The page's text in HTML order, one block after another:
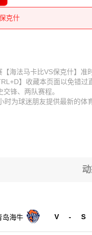
克什
克什
克什
克什
克什
克什
克什
克什
克什
克什
海法马卡比VS保克什】准
】收藏本页面以免错过
锋、两队赛程。
为球迷朋友提供最新的体
岛海牛 V - S